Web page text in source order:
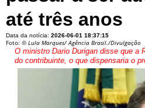
até três anos
Data da notícia: 2026-06-01 18:37:15
Foto: © Lula Marques/ Agência Brasil./Divulgação
O ministro Dario Durigan disse que a
do contribuinte, o que dispensaria o